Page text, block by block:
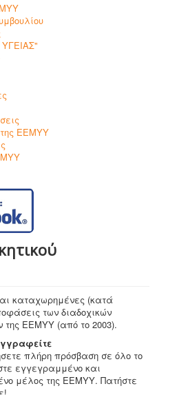
ΥΓΕΙΑΣ"
ΕΕΜΥΥ
καταχωρημένες (κατά
των διαδοχικών
της ΕΕΜΥΥ (από το 2003).
πλήρη πρόσβαση σε όλο το
εγγεγραμμένο και
μέλος της ΕΕΜΥΥ. Πατήστε